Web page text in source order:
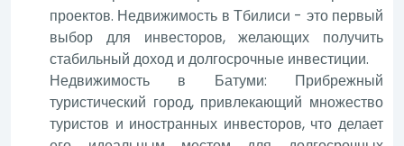
проектов. Недвижимость в Тбилиси - это первый
выбор для инвесторов, желающих получить
стабильный доход и долгосрочные инвестиции.
Недвижимость в Батуми: Прибрежный
туристический город, привлекающий множество
туристов и иностранных инвесторов, что делает